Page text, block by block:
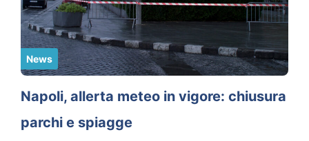
News
Napoli, allerta meteo in vigore: chiusura
parchi e spiagge